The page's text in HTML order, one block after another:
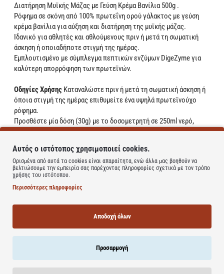
Διατήρηση Μυϊκής Μάζας με Γεύση Κρέμα Βανίλια 500g .
Ρόφημα σε σκόνη από 100% πρωτεΐνη ορού γάλακτος με γεύση
κρέμα βανίλια για αύξηση και διατήρηση της μυϊκής μάζας.
Ιδανικό για αθλητές και αθλούμενους πριν ή μετά τη σωματική
άσκηση ή οποιαδήποτε στιγμή της ημέρας.
Εμπλουτισμένο με σύμπλεγμα πεπτικών ενζύμων DigeZyme για
καλύτερη απορρόφηση των πρωτεϊνών.
Οδηγίες Χρήσης Καταναλώστε πριν ή μετά τη σωματική άσκηση ή
όποια στιγμή της ημέρας επιθυμείτε ένα υψηλά πρωτεϊνούχο
ρόφημα.
Προσθέστε μία δόση (30g) με το δοσομετρητή σε 250ml νερό,
γάλα, ή ένα ρόφημα της επιλογής σας και ανακινήστε καλά.
ΔοσολογίαΕνήλικες: 30 g (περίπου 1 scoop) σε 250ml νερού σε
ένα shaker ή mixer και αναδεύεστε καλά.
Η δοσολογία εξαρτάται από το σωματικό βάρος.
για έγκυες ή θηλάζουσες γυναίκες.
Συμβουλευτείτε τον γιατρό σας αν βρίσκεστε υπό φαρμακευτική
Learn more
Αυτός ο ιστότοπος χρησιμοποιεί cookies.
Ορισμένα από αυτά τα cookies είναι απαραίτητα, ενώ άλλα μας βοηθούν να
βελτιώσουμε την εμπειρία σας παρέχοντας πληροφορίες σχετικά με τον τρόπο
χρήσης του ιστότοπου.
Περισσότερες πληροφορίες
Αποδοχή όλων
Προσαρμογή